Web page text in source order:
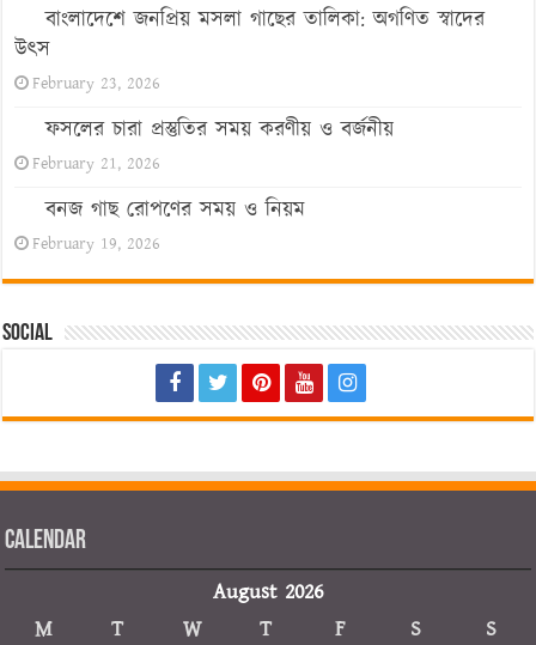
বাংলাদেশে জনপ্রিয় মসলা গাছের তালিকা: অগণিত স্বাদের
উৎস
February 23, 2026
ফসলের চারা প্রস্তুতির সময় করণীয় ও বর্জনীয়
February 21, 2026
বনজ গাছ রোপণের সময় ও নিয়ম
February 19, 2026
Social
Calendar
August 2026
M
T W T F S
S